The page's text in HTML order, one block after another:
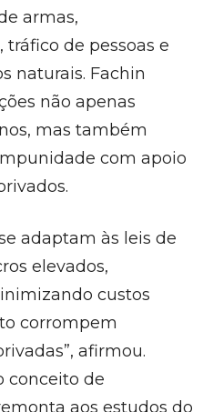
armas,
de pessoas e
naturais. Fachin
não apenas
mas também
com apoio
adaptam às leis de
elevados,
custos
corrompem
afirmou.
conceito de
aos estudos do